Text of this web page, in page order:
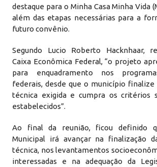
destaque para o Minha Casa Minha Vida
além das etapas necessárias para a
futuro convênio.
Segundo Lucio Roberto Hacknhaar,
Caixa Econômica Federal, “o projeto
para enquadramento nos
federais, desde que o município finalize
técnica exigida e cumpra os critérios
estabelecidos”.
Ao final da reunião, ficou definido
Municipal irá avançar na finalização
técnica, nos levantamentos
interessadas e na adequação da